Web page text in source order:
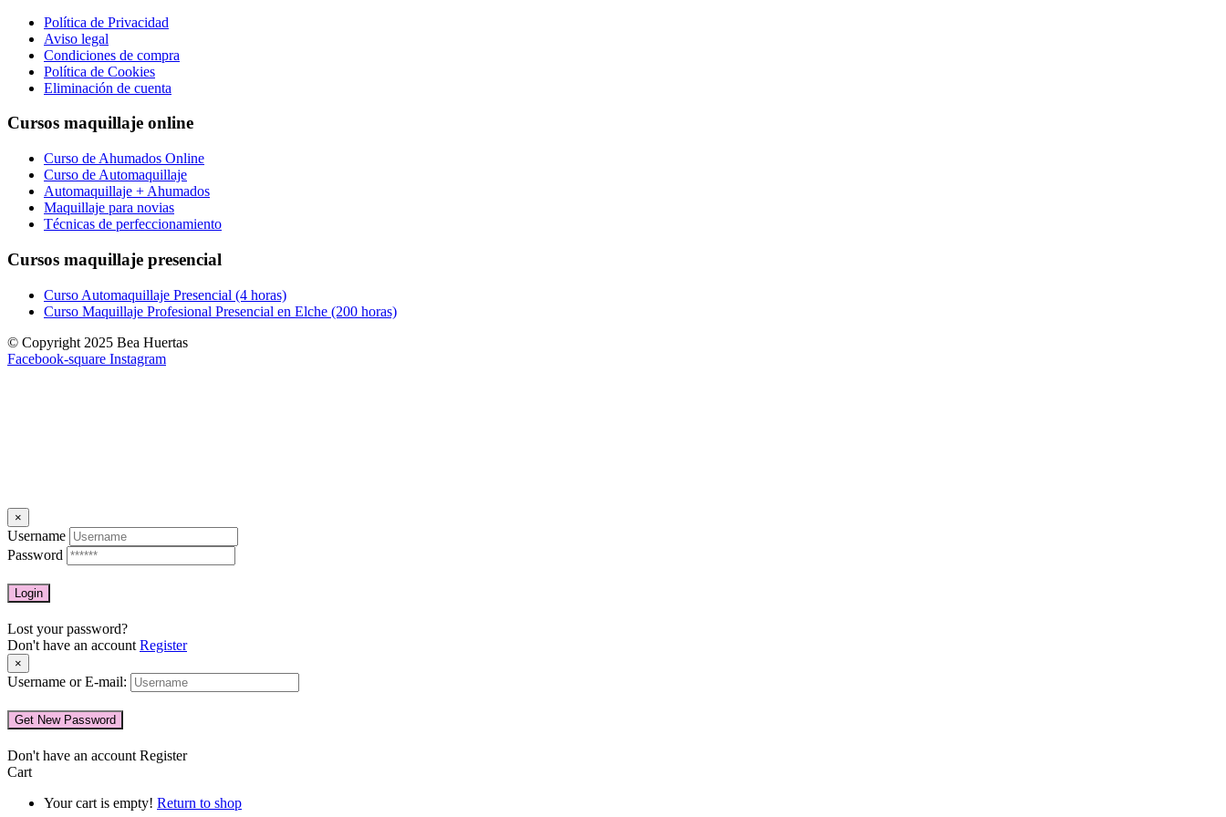
Política de Privacidad
Aviso legal
Condiciones de compra
Política de Cookies
Eliminación de cuenta
Cursos maquillaje online
Curso de Ahumados Online
Curso de Automaquillaje
Automaquillaje + Ahumados
Maquillaje para novias
Técnicas de perfeccionamiento
Cursos maquillaje presencial
Curso Automaquillaje Presencial (4 horas)
Curso Maquillaje Profesional Presencial en Elche (200 horas)
© Copyright 2025 Bea Huertas
Facebook-square Instagram
×
Username
Password
Lost your password?
Don't have an account Register
×
Username or E-mail:
Don't have an account Register
Cart
Your cart is empty! Return to shop